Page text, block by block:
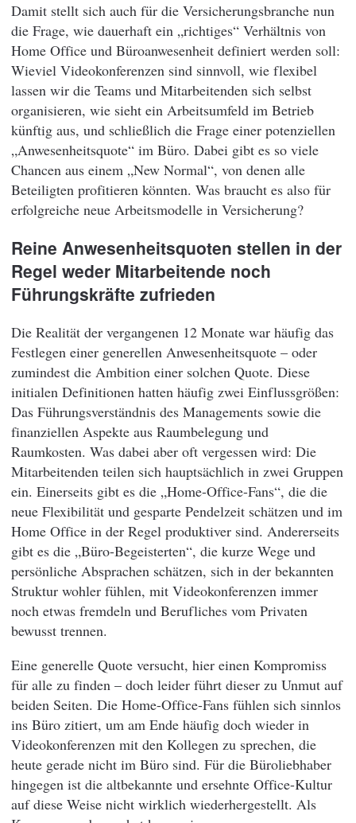
Damit stellt sich auch für die Versicherungsbranche nun
die Frage, wie dauerhaft ein „richtiges“ Verhältnis von
Home Office und Büroanwesenheit definiert werden soll:
Wieviel Videokonferenzen sind sinnvoll, wie flexibel
lassen wir die Teams und Mitarbeitenden sich selbst
organisieren, wie sieht ein Arbeitsumfeld im Betrieb
künftig aus, und schließlich die Frage einer potenziellen
„Anwesenheitsquote“ im Büro. Dabei gibt es so viele
Chancen aus einem „New Normal“, von denen alle
Beteiligten profitieren könnten. Was braucht es also für
erfolgreiche neue Arbeitsmodelle in Versicherung?
Reine Anwesenheitsquoten stellen in der
Regel weder Mitarbeitende noch
Führungskräfte zufrieden
Die Realität der vergangenen 12 Monate war häufig das
Festlegen einer generellen Anwesenheitsquote – oder
zumindest die Ambition einer solchen Quote. Diese
initialen Definitionen hatten häufig zwei Einflussgrößen:
Das Führungsverständnis des Managements sowie die
finanziellen Aspekte aus Raumbelegung und
Raumkosten. Was dabei aber oft vergessen wird: Die
Mitarbeitenden teilen sich hauptsächlich in zwei Gruppen
ein. Einerseits gibt es die „Home-Office-Fans“, die die
neue Flexibilität und gesparte Pendelzeit schätzen und im
Home Office in der Regel produktiver sind. Andererseits
gibt es die „Büro-Begeisterten“, die kurze Wege und
persönliche Absprachen schätzen, sich in der bekannten
Struktur wohler fühlen, mit Videokonferenzen immer
noch etwas fremdeln und Berufliches vom Privaten
bewusst trennen.
Eine generelle Quote versucht, hier einen Kompromiss
für alle zu finden – doch leider führt dieser zu Unmut auf
beiden Seiten. Die Home-Office-Fans fühlen sich sinnlos
ins Büro zitiert, um am Ende häufig doch wieder in
Videokonferenzen mit den Kollegen zu sprechen, die
heute gerade nicht im Büro sind. Für die Büroliebhaber
hingegen ist die altbekannte und ersehnte Office-Kultur
auf diese Weise nicht wirklich wiederhergestellt. Als